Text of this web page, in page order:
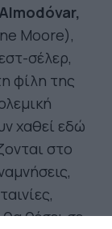
Moore),
σέλερ,
φίλη της
χαθεί εδώ
στο
θέσει σε